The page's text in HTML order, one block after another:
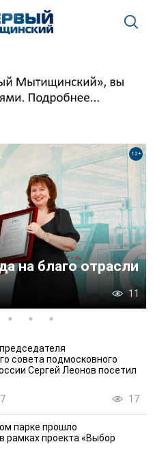
на благо отрасли
11
12+
совета подмосковного
Сергей Леонов посетил
17
парке прошло
рамках проекта «Выбор